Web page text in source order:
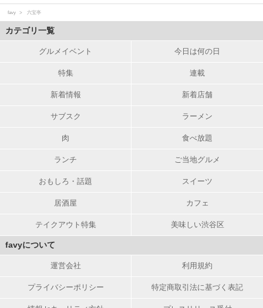
favy 六宝亭
カテゴリ一覧
グルメイベント 今日は何の日
特集 連載
新着情報 新着店舗
サブスク ラーメン
肉 食べ放題
ランチ ご当地グルメ
おもしろ・話題 スイーツ
居酒屋 カフェ
テイクアウト特集 美味しい渋谷区
favyについて
運営会社 利用規約
プライバシーポリシー 特定商取引法に基づく表記